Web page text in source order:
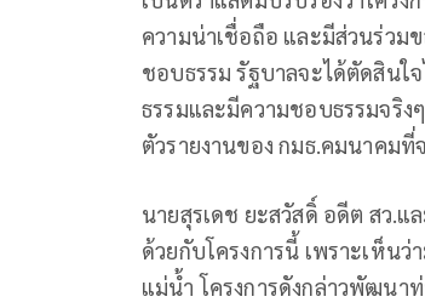
ความน่าเชื่อถือ และมีส่วนร่วม
ชอบธรรม รัฐบาลจะได้ตัดสินใ
ธรรมและมีความชอบธรรมจริ
ตัวรายงานของ กมธ.คมนาคมที่
นายสุรเดช ยะสวัสดิ์ อดีต สว.
ด้วยกับโครงการนี้ เพราะเห็น
แม่น้ำ โครงการดังกล่าวพัฒนา